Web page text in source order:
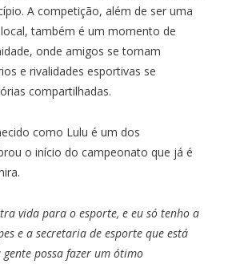
A competição, além de ser uma
também é um momento de
onde amigos se tornam
e rivalidades esportivas se
compartilhadas.
como Lulu é um dos
o início do campeonato que já é
vida para o esporte, e eu só tenho a
e a secretaria de esporte que está
possa fazer um ótimo